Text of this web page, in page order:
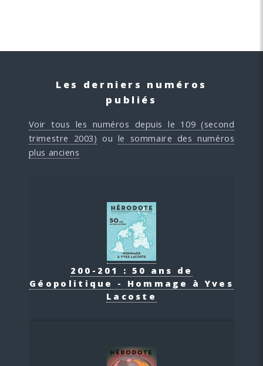
Les derniers numéros
publiés
Voir tous les numéros depuis le 109 (second
trimestre 2003) ou le sommaire des numéros
plus anciens
200-201 : 50 ans de
Géopolitique - Hommage à Yves
Lacoste